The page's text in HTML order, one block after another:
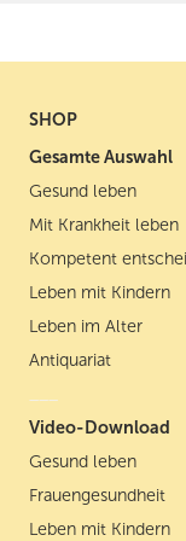
Berlin.
SHOP
Gesamte Auswahl
Gesund leben
Mit Krankheit leben
Kompetent
Leben mit Kindern
Leben im Alter
Antiquariat
Video-Download
Gesund leben
Frauengesundheit
Leben mit Kindern